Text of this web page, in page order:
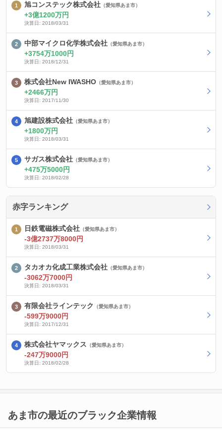
旭コンステック株式会社 （愛知県あま市）
3億1200万円
決算日: 2018/03/31
中部マイクロ化学株式会社 （愛知県あま市）
3754万1000円
決算日: 2018/12/31
株式会社New IWASHO （愛知県あま市）
2466万円
決算日: 2017/11/30
旭建設株式会社 （愛知県あま市）
1800万円
決算日: 2018/03/31
サガス株式会社 （愛知県あま市）
475万5000円
決算日: 2018/02/28
赤字ランキング
日鉄電磁株式会社 （愛知県あま市）
-3億2737万8000円
決算日: 2018/03/31
タカオカ化成工業株式会社 （愛知県あま市）
-3062万7000円
決算日: 2018/03/31
有限会社ラインテック （愛知県あま市）
-599万9000円
決算日: 2017/12/31
株式会社ヤマックス （愛知県あま市）
-247万9000円
決算日: 2018/02/28
あま市の最近のブラック企業情報